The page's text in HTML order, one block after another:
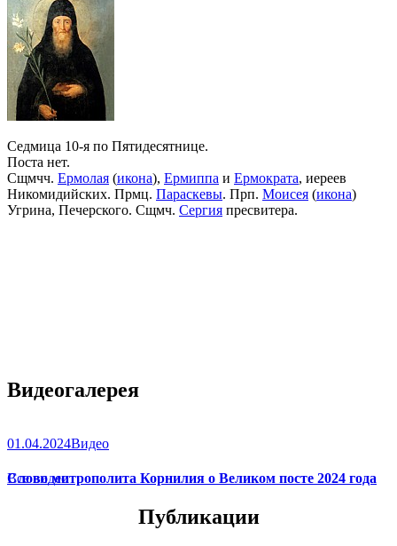
Седмица 10-я по Пятидесятнице.
Поста нет.
Сщмчч. Ермолая (икона), Ермиппа и Ермократа, иереев
Никомидийских. Прмц. Параскевы. Прп. Моисея (икона)
Угрина, Печерского. Сщмч. Сергия пресвитера.
Видеогалерея
01.04.2024Видео
Слово митрополита Корнилия о Великом посте 2024 года
Все видео
Публикации